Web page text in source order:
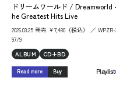
ドリームワールド / Dreamworld
he Greatest Hits Live
2026.03.25 発売 ￥7,480（税込） ／ WPZR-
97/9
ALBUM
CD+BD
Read more Buy Playlist